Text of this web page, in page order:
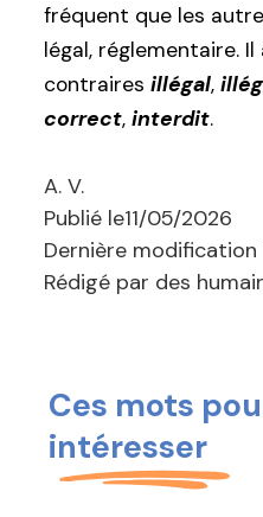
fréquent que les
légal, réglementaire.
contraires illégal,
correct, interdit.
A. V.
Publié le11/05/2026
Dernière modification
Rédigé par des
Ces mots
intéresser